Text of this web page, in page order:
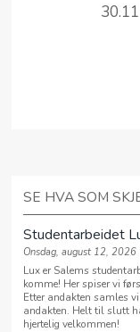
30.11
SE HVA SOM
Studentarbeidet
Onsdag, august 12,
Lux er Salems
komme! Her spiser vi
Etter andakten samles
andakten. Helt til slutt
hjertelig velkommen!